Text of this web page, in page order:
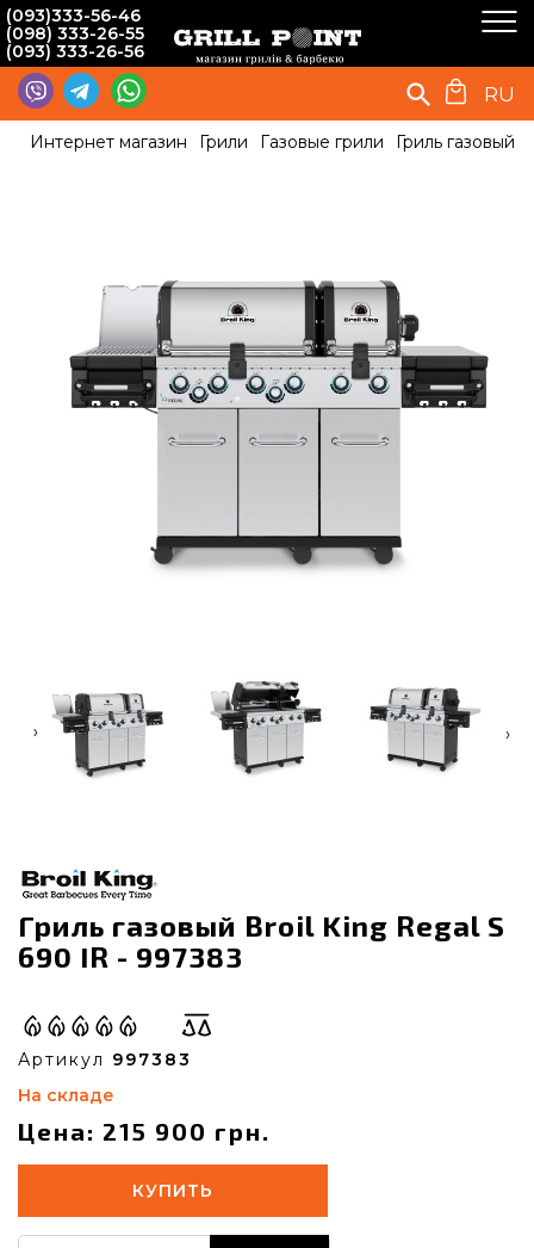
(093)333-56-46
(098) 333-26-55
(093) 333-26-56
RU
Интернет магазин Грили Газовые грили Гриль газовый
‹ ›
Гриль газовый Broil King Regal S
690 IR - 997383
Артикул 997383
На складе
Цена: 215 900 грн.
КУПИТЬ